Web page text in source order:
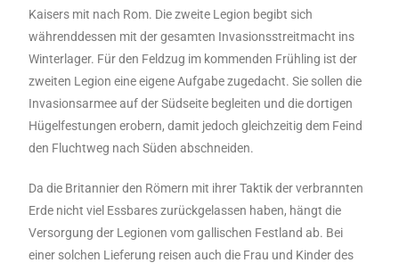
Kaisers mit nach Rom. Die zweite Legion begibt sich
währenddessen mit der gesamten Invasionsstreitmacht ins
Winterlager. Für den Feldzug im kommenden Frühling ist der
zweiten Legion eine eigene Aufgabe zugedacht. Sie sollen die
Invasionsarmee auf der Südseite begleiten und die dortigen
Hügelfestungen erobern, damit jedoch gleichzeitig dem Feind
den Fluchtweg nach Süden abschneiden.
Da die Britannier den Römern mit ihrer Taktik der verbrannten
Erde nicht viel Essbares zurückgelassen haben, hängt die
Versorgung der Legionen vom gallischen Festland ab. Bei
einer solchen Lieferung reisen auch die Frau und Kinder des